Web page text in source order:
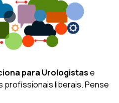
para Urologistase
profissionais liberais. Pense